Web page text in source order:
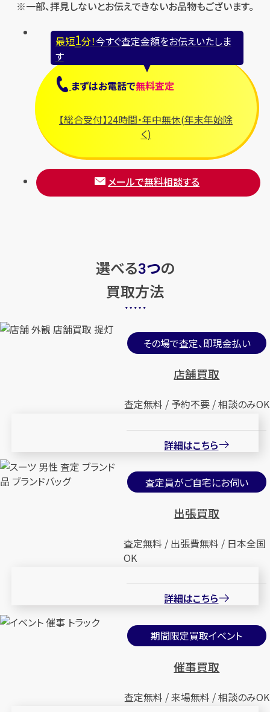
※一部、拝見しないとお伝えできないお品物もございます。
最短1分！今すぐ査定金額をお伝えいたしま
す
まずはお電話で無料査定
【総合受付】24時間・年中無休(年末年始除
く)
メールで無料相談する
選べる3つの
買取方法
その場で査定、即現金払い
店舗買取
査定無料 / 予約不要 / 相談のみOK
詳細はこちら
査定員がご自宅にお伺い
出張買取
査定無料 / 出張費無料 / 日本全国
OK
詳細はこちら
期間限定買取イベント
催事買取
査定無料 / 来場無料 / 相談のみOK